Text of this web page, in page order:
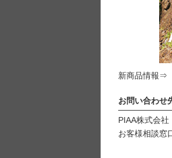
新商品情報⇒
お問い合わせ
PIAA株式会社
お客様相談窓